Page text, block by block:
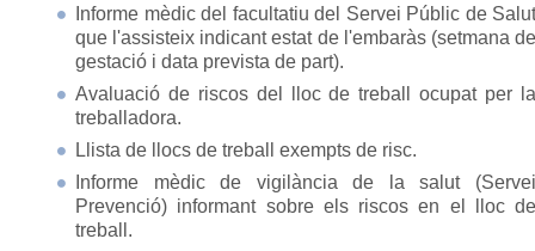
Informe mèdic del facultatiu del Servei Públic de Salut
que l'assisteix indicant estat de l'embaràs (setmana de
gestació i data prevista de part).
Avaluació de riscos del lloc de treball ocupat per la
treballadora.
Llista de llocs de treball exempts de risc.
Informe mèdic de vigilància de la salut (Servei
Prevenció) informant sobre els riscos en el lloc de
treball.